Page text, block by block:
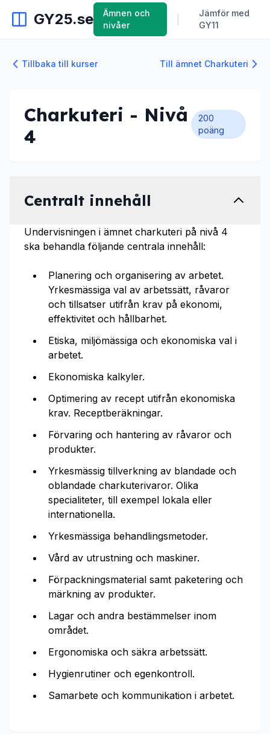
GY25.se
Ämnen och
nivåer
Jämför med
GY11
Tillbaka till kurser Till ämnet Charkuteri
Charkuteri - Nivå
4
200
poäng
Centralt innehåll
Undervisningen i ämnet charkuteri på nivå 4
ska behandla följande centrala innehåll:
Planering och organisering av arbetet.
Yrkesmässiga val av arbetssätt, råvaror
och tillsatser utifrån krav på ekonomi,
effektivitet och hållbarhet.
Etiska, miljömässiga och ekonomiska val i
arbetet.
Ekonomiska kalkyler.
Optimering av recept utifrån ekonomiska
krav. Receptberäkningar.
Förvaring och hantering av råvaror och
produkter.
Yrkesmässig tillverkning av blandade och
oblandade charkuterivaror. Olika
specialiteter, till exempel lokala eller
internationella.
Yrkesmässiga behandlingsmetoder.
Vård av utrustning och maskiner.
Förpackningsmaterial samt paketering och
märkning av produkter.
Lagar och andra bestämmelser inom
området.
Ergonomiska och säkra arbetssätt.
Hygienrutiner och egenkontroll.
Samarbete och kommunikation i arbetet.